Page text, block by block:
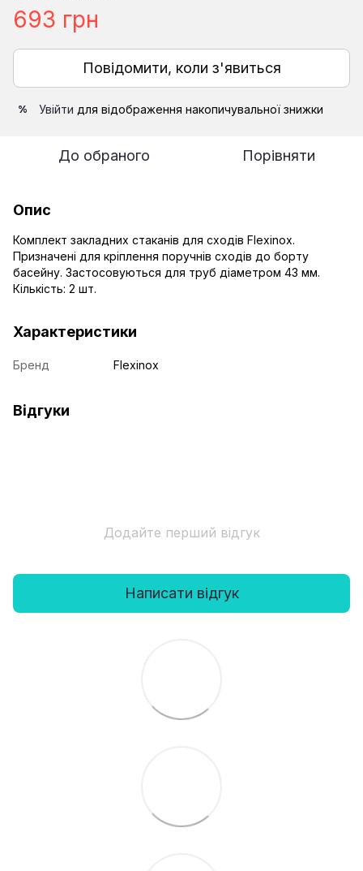
693 грн
Повідомити, коли з'явиться
% Увійти для відображення накопичувальної знижки
До обраного Порівняти
Опис
Комплект закладних стаканів для сходів Flexinox.
Призначені для кріплення поручнів сходів до борту
басейну. Застосовуються для труб діаметром 43 мм.
Кількість: 2 шт.
Характеристики
Бренд Flexinox
Відгуки
Додайте перший відгук
Написати відгук